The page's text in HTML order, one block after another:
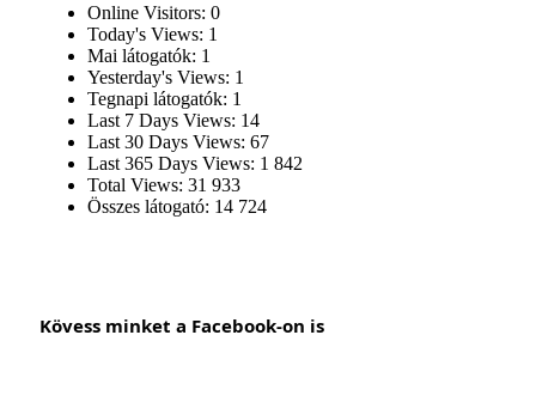
Online Visitors: 0
Today's Views: 1
Mai látogatók: 1
Yesterday's Views: 1
Tegnapi látogatók: 1
Last 7 Days Views: 14
Last 30 Days Views: 67
Last 365 Days Views: 1 842
Total Views: 31 933
Összes látogató: 14 724
Kövess minket a Facebook-on is